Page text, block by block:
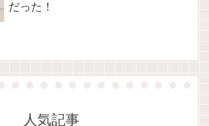
だった！
人気記事